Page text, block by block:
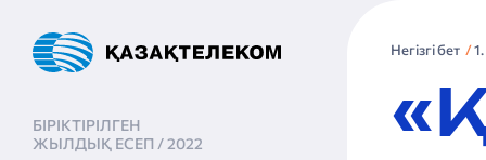
БІРІКТІРІЛГЕН
ЖЫЛДЫҚ ЕСЕП / 2022
Негізгі бет